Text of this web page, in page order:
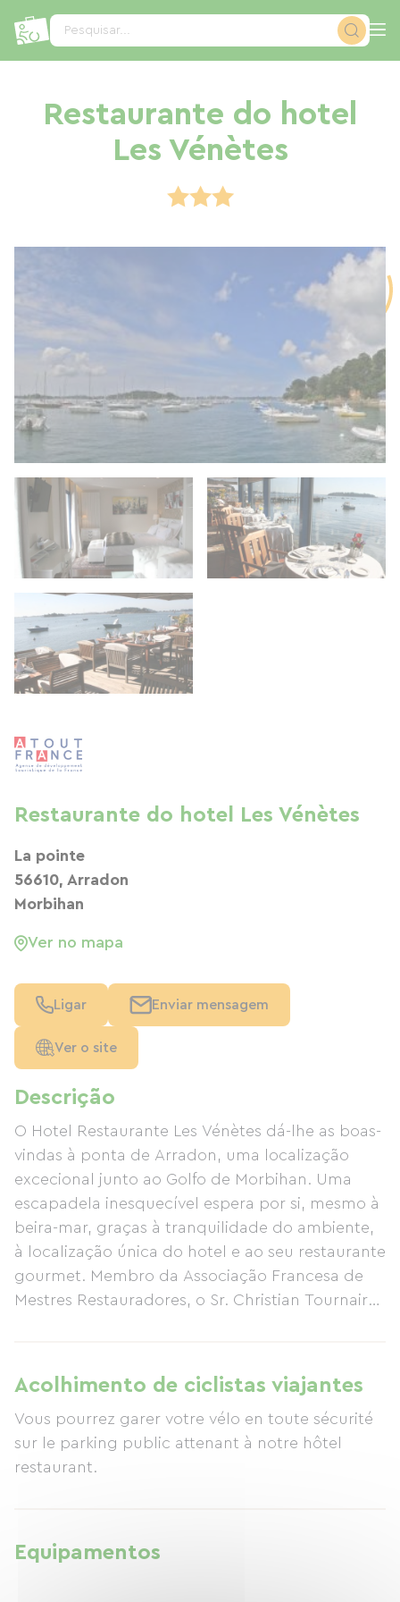
Pesquisar...
Restaurante do hotel
Les Vénètes
Descrição
O Hotel Restaurante Les Vénètes dá-lhe as boas-
vindas à ponta de Arradon, uma localização
excecional junto ao Golfo de Morbihan. Uma
escapadela inesquecível espera por si, mesmo à
beira-mar, graças à tranquilidade do ambiente,
à localização única do hotel e ao seu restaurante
gourmet. Membro da Associação Francesa de
Mestres Restauradores, o Sr. Christian Tournaire
marinhos e especiarias aromáticas irão deliciar o
seu paladar. Convidamo-lo a experimentar uma
das nossas especialidades: lagosta azul inteira
gratinada com estragão. Nos dias de sol, poderá
desfrutar do nosso terraço com vista para o mar.
Acolhimento de ciclistas viajantes
Vous pourrez garer votre vélo en toute sécurité
sur le parking public attenant à notre hôtel
restaurant.
Equipamentos
Restaurante do hotel Les Vénètes
La pointe
56610, Arradon
Morbihan
Ver no mapa
Ligar Enviar mensagem
Ver o site
Painel de Gerenciamento de Cookies